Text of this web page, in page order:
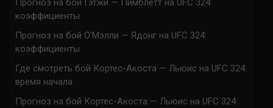
Прогноз на бой Гэтжи — Пимблетт на UFC 324:
коэффициенты
Прогноз на бой О’Мэлли — Ядонг на UFC 324:
коэффициенты
Где смотреть бой Кортес-Акоста — Льюис на UFC 324:
время начала
Прогноз на бой Кортес-Акоста — Льюис на UFC 324: